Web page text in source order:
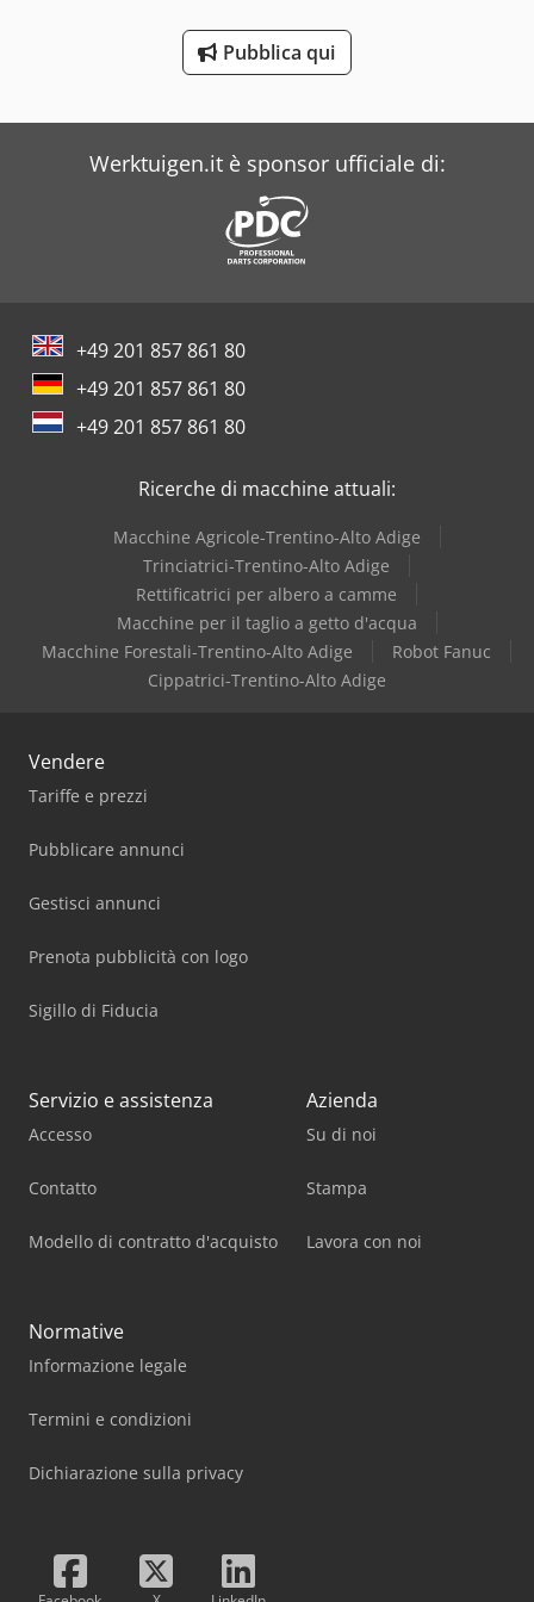
Pubblica qui
Werktuigen.it è sponsor ufficiale di:
+49 201 857 861 80
+49 201 857 861 80
+49 201 857 861 80
Ricerche di macchine attuali:
Macchine Agricole-Trentino-Alto Adige
Trinciatrici-Trentino-Alto Adige
Rettificatrici per albero a camme
Macchine per il taglio a getto d'acqua
Macchine Forestali-Trentino-Alto Adige
Robot Fanuc
Cippatrici-Trentino-Alto Adige
Vendere
Tariffe e prezzi
Pubblicare annunci
Gestisci annunci
Prenota pubblicità con logo
Sigillo di Fiducia
Servizio e assistenza
Accesso
Contatto
Modello di contratto d'acquisto
Azienda
Su di noi
Stampa
Lavora con noi
Normative
Informazione legale
Termini e condizioni
Dichiarazione sulla privacy